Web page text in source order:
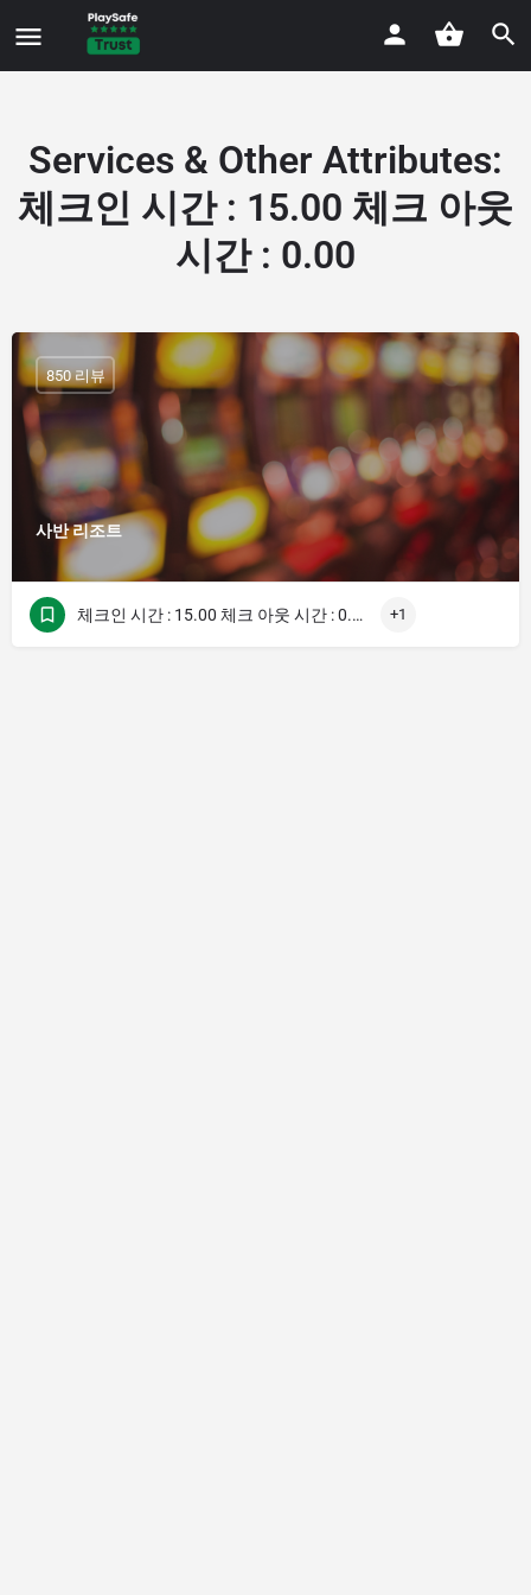
Services & Other Attributes:
체크인 시간 : 15.00 체크 아웃
시간 : 0.00
사반 리조트
850 리뷰
체크인 시간 : 15.00 체크 아웃 시간 : 0.00 +1